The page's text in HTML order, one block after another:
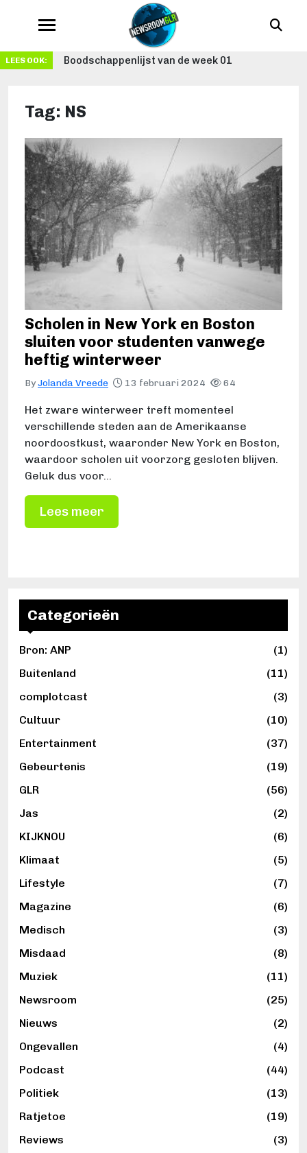
LEES OOK: Schrijven: van passie tot beroep
Categorieën
Bron: ANP
(1)
Buitenland
(11)
complotcast
(3)
Cultuur
(10)
Entertainment
(37)
Gebeurtenis
(19)
GLR
(56)
Jas
(2)
KIJKNOU
(6)
Klimaat
(5)
Lifestyle
(7)
Magazine
(6)
Medisch
(3)
Misdaad
(8)
Muziek
(11)
Newsroom
(25)
Nieuws
(2)
Ongevallen
(4)
Podcast
(44)
Politiek
(13)
Ratjetoe
(19)
Reviews
(3)
Tag: NS
Scholen in New York en Boston
sluiten voor studenten vanwege
heftig winterweer
ByJolanda Vreede 13 februari 2024 64
Het zware winterweer treft momenteel
verschillende steden aan de Amerikaanse
noordoostkust, waaronder New York en Boston,
waardoor scholen uit voorzorg gesloten blijven.
Geluk dus voor…
Lees meer